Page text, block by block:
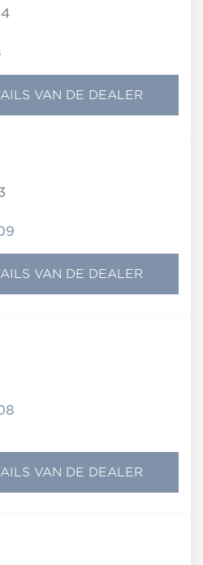
VAN DE DEALER
VAN DE DEALER
VAN DE DEALER